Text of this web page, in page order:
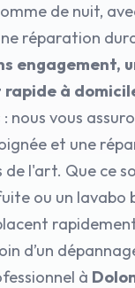
de nuit,
réparation
engagement,
à
: nous vous
et une
de l'art. Que ce
ou un lavabo
d’un
à